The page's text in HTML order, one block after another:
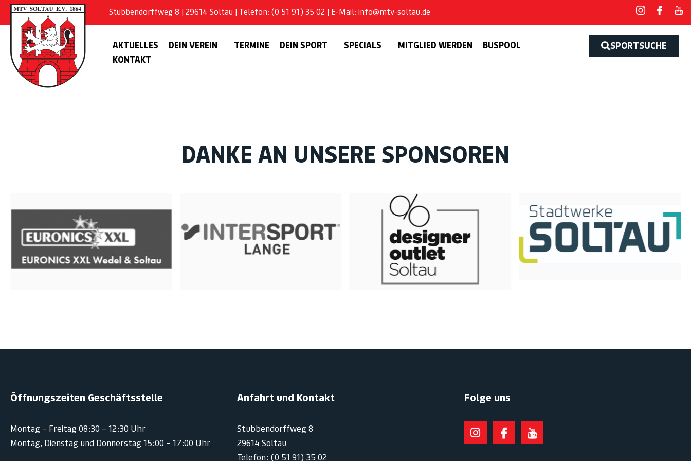
Stubbendorffweg 8 | 29614 Soltau | Telefon: (0 51 91) 35 02 | E-Mail: info@mtv-soltau.de
AKTUELLES DEIN VEREIN TERMINE DEIN SPORT SPECIALS MITGLIED WERDEN
BUSPOOL
KONTAKT
SPORTSUCHE
DANKE AN UNSERE SPONSOREN
Öffnungszeiten Geschäftsstelle
Montag – Freitag 08:30 – 12:30 Uhr
Montag, Dienstag und Donnerstag 15:00 – 17:00 Uhr
Anfahrt und Kontakt
Stubbendorffweg 8
29614 Soltau
Telefon: (0 51 91) 35 02
Folge uns